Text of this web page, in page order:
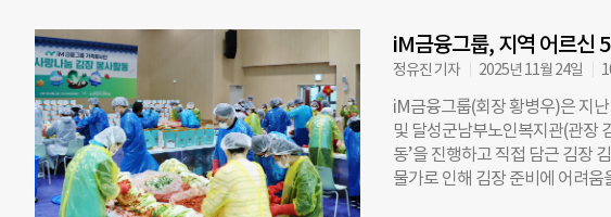
요성을 체험하고 일상에서 실천
즈’를 통해 올바른 분리배출 방
했다. 또, 이들은 ‘우리가족 부채
자기기 없던 시절’도 경험했다.
서 시작되는 만큼 가족이 함께
며 “앞으로도 시민들이 쉽고 즐
조성에 앞장서겠다”라고 말했
iM금융그룹, 지역 어르신
정유진 기자 2025년 11월 24일
iM금융그룹(회장 황병우)은 지
및 달성군남부노인복지관(관장
동’을 진행하고 직접 담근 김장
물가로 인해 김장 준비에 어려